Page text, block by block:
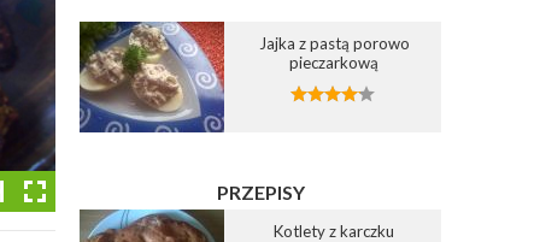
Jajka z pastą porowo
pieczarkową
PRZEPISY
Kotlety z karczku